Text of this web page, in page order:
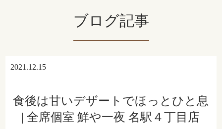
ブログ記事
2021.12.15
食後は甘いデザートでほっとひと息
| 全席個室 鮮や一夜 名駅４丁目店